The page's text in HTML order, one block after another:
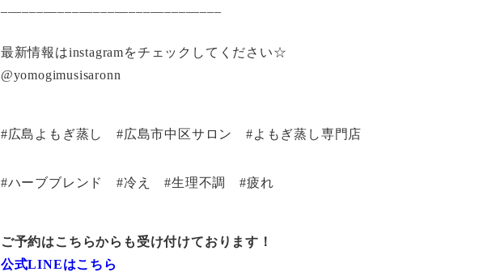
最新情報はinstagramをチェックしてください☆
@yomogimusisaronn
#広島よもぎ蒸し #広島市中区サロン #よもぎ蒸し専門店
#ハーブブレンド #冷え #生理不調 #疲れ
ご予約はこちらからも受け付けております！
公式LINEはこちら